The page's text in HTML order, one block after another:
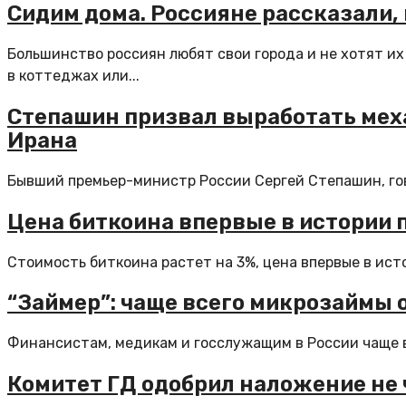
Сидим дома. Россияне
Большинство россиян любят свои города и не хотят
в коттеджах или...
Степашин призвал выработать
Ирана
Бывший премьер-министр России Сергей Степашин,
Цена биткоина впервые в истории
Стоимость биткоина растет на 3%, цена впервые в
“Займер”: чаще всего
Финансистам, медикам и госслужащим в России чаще
Комитет ГД одобрил наложение не